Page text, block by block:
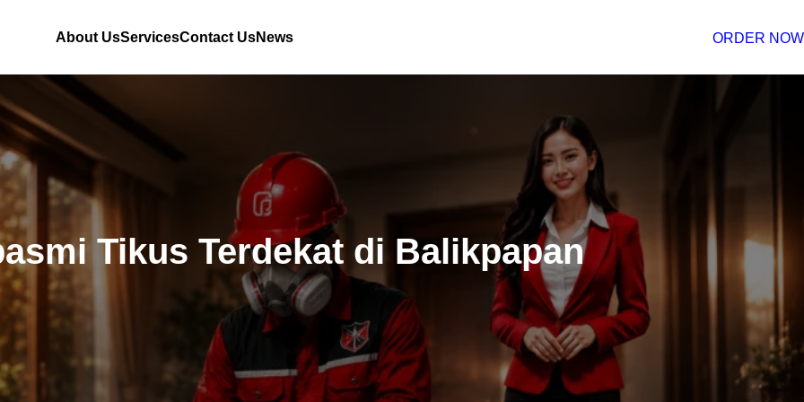
About UsServicesContact UsNews ORDER NOW
Tikus Terdekat di Balikpapan